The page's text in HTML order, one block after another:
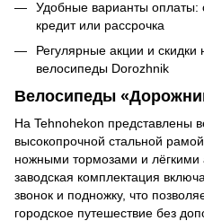
Удобные варианты оплаты:
кредит или рассрочка
Регулярные акции и скидки
велосипеды Dorozhnik
Велосипеды
На Tehnohekon представлены
высокопрочной стальной
ножными тормозами и
заводская комплектация
звонок и подножку, что
городское путешествие без